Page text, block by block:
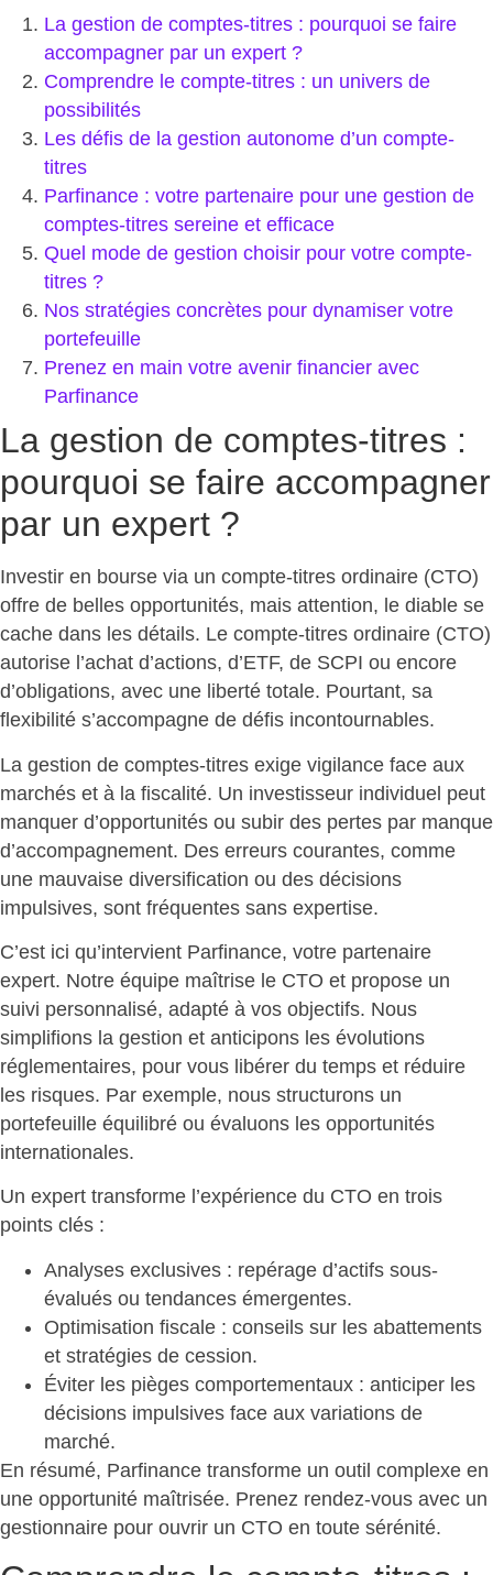
La gestion de comptes-titres : pourquoi se faire
accompagner par un expert ?
Comprendre le compte-titres : un univers de
possibilités
Les défis de la gestion autonome d’un compte-
titres
Parfinance : votre partenaire pour une gestion de
comptes-titres sereine et efficace
Quel mode de gestion choisir pour votre compte-
titres ?
Nos stratégies concrètes pour dynamiser votre
portefeuille
Prenez en main votre avenir financier avec
Parfinance
La gestion de comptes-titres :
pourquoi se faire accompagner
par un expert ?
Investir en bourse via un compte-titres ordinaire (CTO)
offre de belles opportunités, mais attention, le diable se
cache dans les détails. Le compte-titres ordinaire (CTO)
autorise l’achat d’actions, d’ETF, de SCPI ou encore
d’obligations, avec une liberté totale. Pourtant, sa
flexibilité s’accompagne de défis incontournables.
La gestion de comptes-titres exige vigilance face aux
marchés et à la fiscalité. Un investisseur individuel peut
manquer d’opportunités ou subir des pertes par manque
d’accompagnement. Des erreurs courantes, comme
une mauvaise diversification ou des décisions
impulsives, sont fréquentes sans expertise.
C’est ici qu’intervient Parfinance, votre partenaire
expert. Notre équipe maîtrise le CTO et propose un
suivi personnalisé, adapté à vos objectifs. Nous
simplifions la gestion et anticipons les évolutions
réglementaires, pour vous libérer du temps et réduire
les risques. Par exemple, nous structurons un
portefeuille équilibré ou évaluons les opportunités
internationales.
Un expert transforme l’expérience du CTO en trois
points clés :
Analyses exclusives : repérage d’actifs sous-
évalués ou tendances émergentes.
Optimisation fiscale : conseils sur les abattements
et stratégies de cession.
Éviter les pièges comportementaux : anticiper les
décisions impulsives face aux variations de
marché.
En résumé, Parfinance transforme un outil complexe en
une opportunité maîtrisée. Prenez rendez-vous avec un
gestionnaire pour ouvrir un CTO en toute sérénité.